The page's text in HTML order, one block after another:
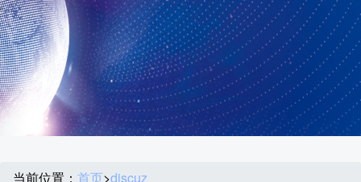
当前位置： 首页>discuz